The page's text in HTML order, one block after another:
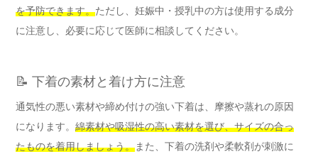
を予防できます。ただし、妊娠中・授乳中の方は使用する成分
に注意し、必要に応じて医師に相談してください。
📝 下着の素材と着け方に注意
通気性の悪い素材や締め付けの強い下着は、摩擦や蒸れの原因
になります。 綿素材や吸湿性の高い素材を選び、サイズの合っ
たものを着用しましょう。また、下着の洗剤や柔軟剤が刺激に